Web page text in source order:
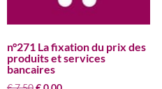
n°271 La fixation du prix des
produits et services
bancaires